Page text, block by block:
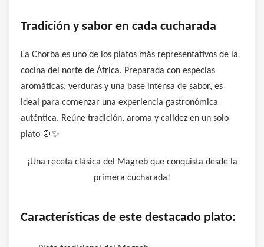
Tradición y sabor en cada cucharada
La Chorba es uno de los platos más representativos de la
cocina del norte de África. Preparada con especias
aromáticas, verduras y una base intensa de sabor, es
ideal para comenzar una experiencia gastronómica
auténtica. Reúne tradición, aroma y calidez en un solo
plato 🍲✨
¡Una receta clásica del Magreb que conquista desde la
primera cucharada!
Características de este destacado plato: